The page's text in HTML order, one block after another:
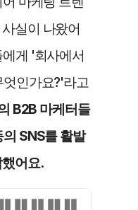
실이 나왔어
게 '회사에서
엇인가요?'라고
B2B 마케터들
SNS를 활발
어요.